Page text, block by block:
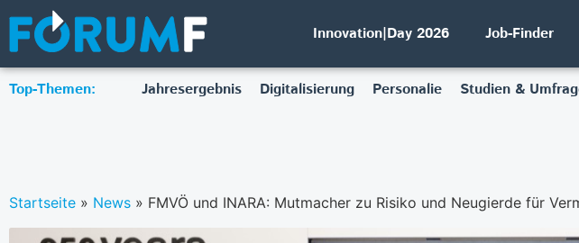
Innovation|Day 2026 Job-Finder
Top-Themen: Jahresergebnis Digitalisierung Personalie Studien &
Startseite » News » FMVÖ und INARA: Mutmacher zu Risiko und Neugierde für